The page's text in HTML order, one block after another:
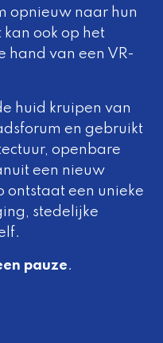
opnieuw naar hun
ook op het
hand van een VR-
huid kruipen van
en gebruikt
openbare
een nieuw
ontstaat een unieke
stedelijke
pauze.